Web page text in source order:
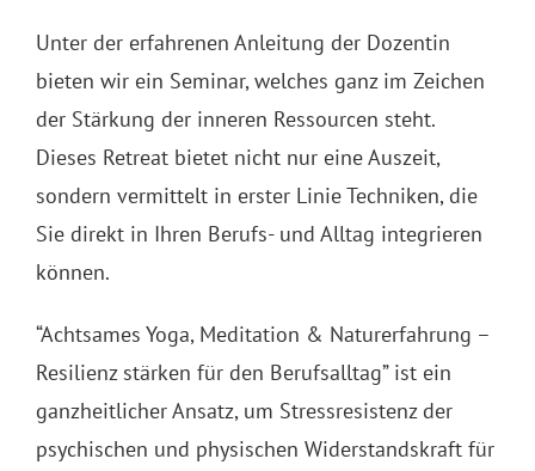
Unter der erfahrenen Anleitung der Dozentin
bieten wir ein Seminar, welches ganz im Zeichen
der Stärkung der inneren Ressourcen steht.
Dieses Retreat bietet nicht nur eine Auszeit,
sondern vermittelt in erster Linie Techniken, die
Sie direkt in Ihren Berufs- und Alltag integrieren
können.
“Achtsames Yoga, Meditation & Naturerfahrung –
Resilienz stärken für den Berufsalltag” ist ein
ganzheitlicher Ansatz, um Stressresistenz der
psychischen und physischen Widerstandskraft für